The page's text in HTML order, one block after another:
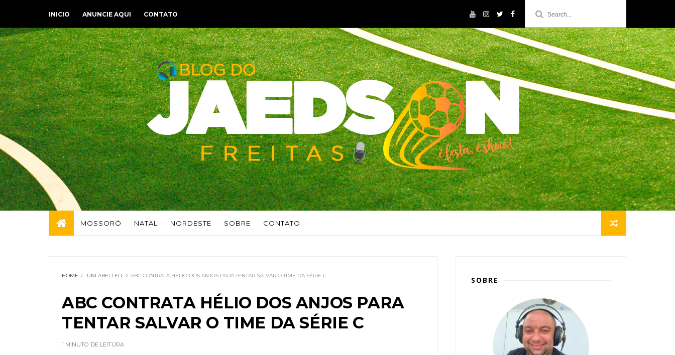
INICIO ANUNCIE AQUI CONTATO
MOSSORÓ NATAL NORDESTE SOBRE CONTATO
HOME UNLABELLED ABC CONTRATA HÉLIO DOS ANJOS PARA TENTAR SALVAR O TIME DA SÉRIE C
ABC CONTRATA HÉLIO DOS ANJOS PARA
TENTAR SALVAR O TIME DA SÉRIE C
1 MINUTO DE LEITURA
SOBRE